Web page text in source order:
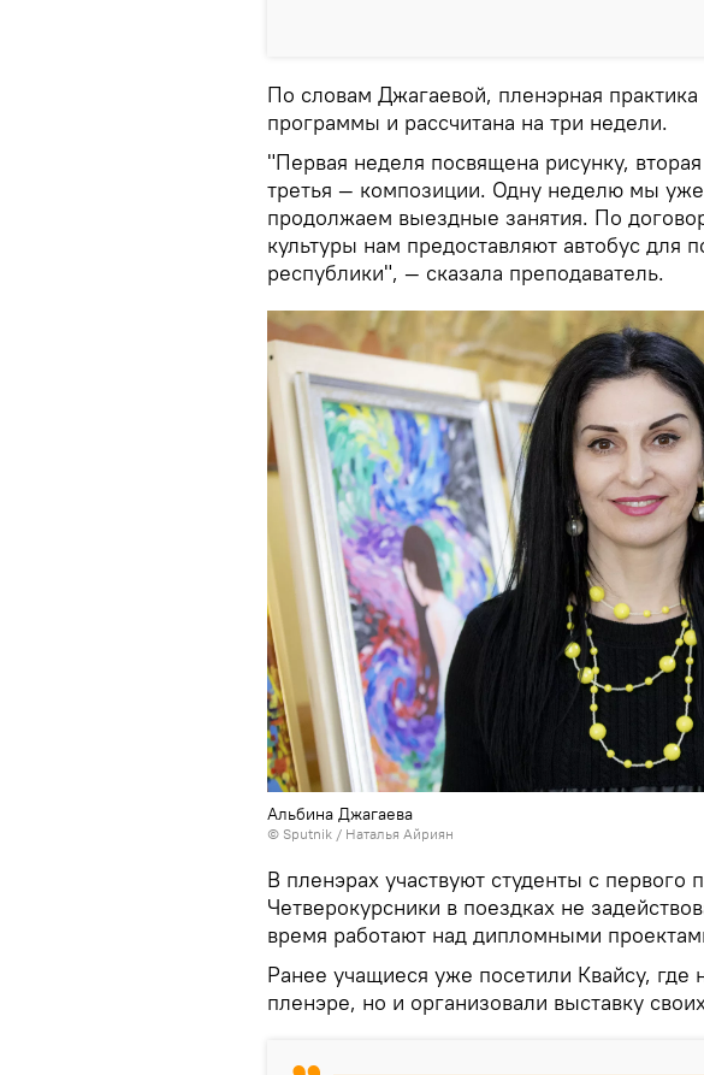
По словам Джагаевой, пленэрная
программы и рассчитана на три недели.
"Первая неделя посвящена рисунку,
третья — композиции. Одну неделю мы
продолжаем выездные занятия. По
культуры нам предоставляют автобус для
республики", — сказала преподаватель.
Альбина Джагаева
© Sputnik / Наталья Айриян
В пленэрах участвуют студенты с первого
Четверокурсники в поездках не
время работают над дипломными
Ранее учащиеся уже посетили Квайсу, где
пленэре, но и организовали выставку